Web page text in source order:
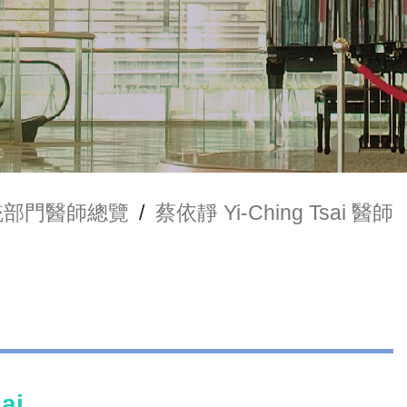
門醫師總覽 / 蔡依靜 Yi-Ching Tsai 醫師